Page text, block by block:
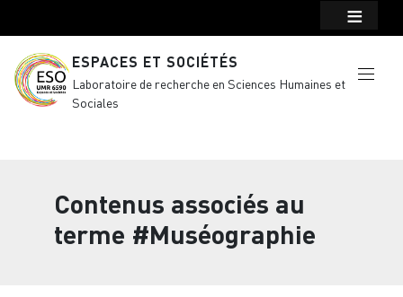
ESPACES ET SOCIÉTÉS
Laboratoire de recherche en Sciences Humaines et
Sociales
Contenus associés au
terme #Muséographie